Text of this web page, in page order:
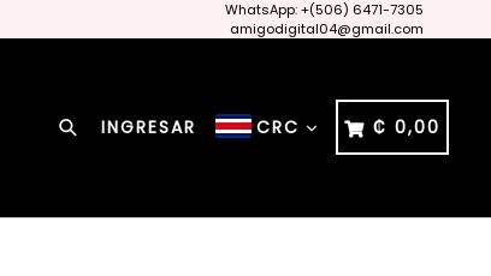
WhatsApp: +(506) 6471-7305
amigodigital04@gmail.com
Buscar
INGRESAR CRC CARRITO
CARRITO
₡ 0,00